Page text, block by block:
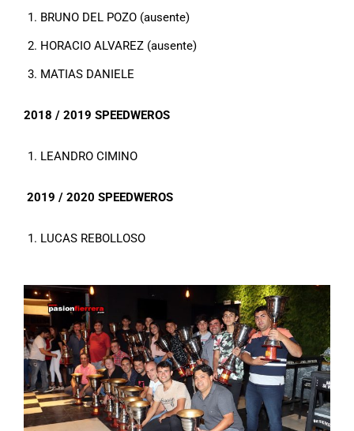
BRUNO DEL POZO (ausente)
HORACIO ALVAREZ (ausente)
MATIAS DANIELE
2018 / 2019 SPEEDWEROS
LEANDRO CIMINO
2019 / 2020 SPEEDWEROS
LUCAS REBOLLOSO